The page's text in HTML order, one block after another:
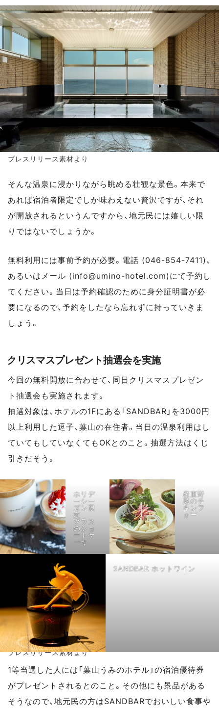
プレスリリース素材より
そんな温泉に浸かりながら眺める壮観な景色。本来で
あれば宿泊者限定でしか味わえない贅沢ですが、それ
が開放されるというんですから、地元民には嬉しい限
りではないでしょうか。
無料利用には事前予約が必要。電話 (046-854-7411)、
あるいはメール (info@umino-hotel.com)にて予約し
てください。当日は予約確認のために身分証明書が必
要になるので、予約をしたなら忘れずに持っていきま
しょう。
クリスマスプレゼント抽選会を実施
今回の無料開放に合わせて、同日クリスマスプレゼン
ト抽選会も実施されます。
抽選対象は、ホテルの1Fにある「SANDBAR」を3000円
以上利用した逗子、葉山の在住者。当日の温泉利用はし
ていてもしていなくてもOKとのこと。抽選方法はくじ
引きだそう。
ホリデ
ーシー
ズン限
定
グラス
のショ
ートケ
ーキ
産直野
菜のチ
キンフ
ォー
SANDBAR ホットワイン
プレスリリース素材より
1等当選した人には「葉山うみのホテル」の宿泊優待券
がプレゼントされるとのこと。その他にも景品がある
そうなので、地元民の方はSANDBARでおいしい食事や